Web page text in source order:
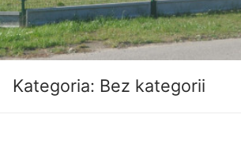
Kategoria: Bez kategorii